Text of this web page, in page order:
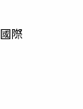
國際